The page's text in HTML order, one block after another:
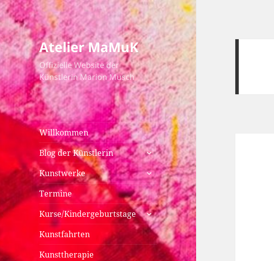
Atelier MaMuK
Offizielle Website der
Künstlerin Marion Musch
Willkommen
Blog der Künstlerin
untermenü
anzeigen
Kunstwerke
untermenü
anzeigen
Termine
Kurse/Kindergeburtstage untermenü
anzeigen
Kunstfahrten
Kunsttherapie